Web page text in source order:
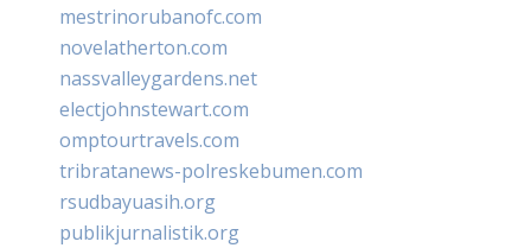
mestrinorubanofc.com
novelatherton.com
nassvalleygardens.net
electjohnstewart.com
omptourtravels.com
tribratanews-polreskebumen.com
rsudbayuasih.org
publikjurnalistik.org